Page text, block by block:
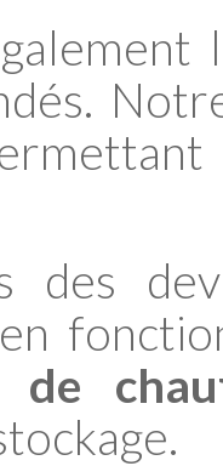
des
de